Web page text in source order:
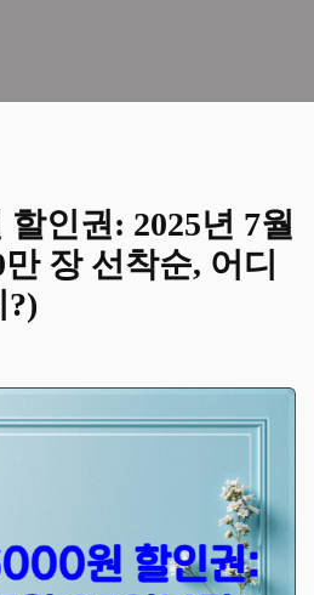
할인권: 2025년 7월
장 선착순, 어디